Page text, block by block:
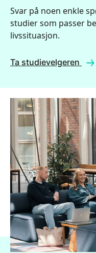
Svar på noen enkle
studier som passer
livssituasjon.
Ta studievelgeren